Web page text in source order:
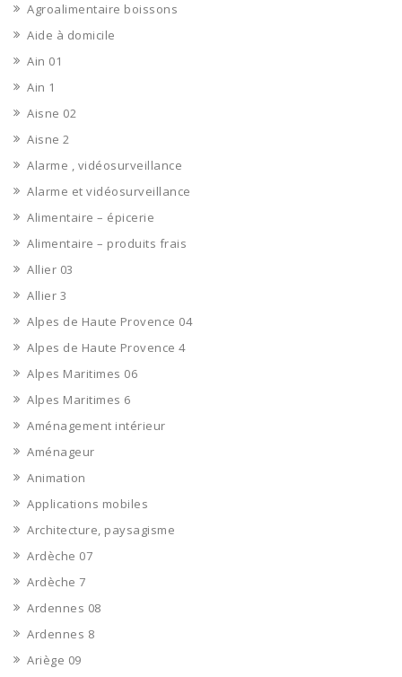
Agroalimentaire boissons
Aide à domicile
Ain 01
Ain 1
Aisne 02
Aisne 2
Alarme , vidéosurveillance
Alarme et vidéosurveillance
Alimentaire – épicerie
Alimentaire – produits frais
Allier 03
Allier 3
Alpes de Haute Provence 04
Alpes de Haute Provence 4
Alpes Maritimes 06
Alpes Maritimes 6
Aménagement intérieur
Aménageur
Animation
Applications mobiles
Architecture, paysagisme
Ardèche 07
Ardèche 7
Ardennes 08
Ardennes 8
Ariège 09